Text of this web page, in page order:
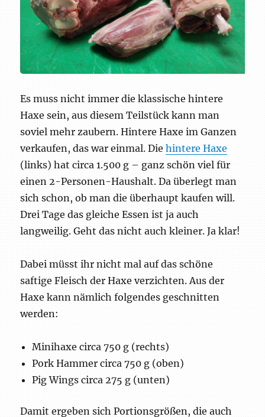
Es muss nicht immer die klassische hintere
Haxe sein, aus diesem Teilstück kann man
soviel mehr zaubern. Hintere Haxe im Ganzen
verkaufen, das war einmal. Diehintere Haxe
(links) hat circa 1.500 g – ganz schön viel für
einen 2-Personen-Haushalt. Da überlegt man
sich schon, ob man die überhaupt kaufen will.
Drei Tage das gleiche Essen ist ja auch
langweilig. Geht das nicht auch kleiner. Ja klar!
Dabei müsst ihr nicht mal auf das schöne
saftige Fleisch der Haxe verzichten. Aus der
Haxe kann nämlich folgendes geschnitten
werden:
Minihaxe circa 750 g (rechts)
Pork Hammer circa 750 g (oben)
Pig Wings circa 275 g (unten)
Damit ergeben sich Portionsgrößen, die auch